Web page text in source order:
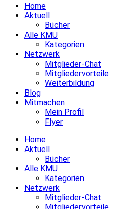
Home
Aktuell
Bücher
Alle KMU
Kategorien
Netzwerk
Mitglieder-Chat
Mitgliedervorteile
Weiterbildung
Blog
Mitmachen
Mein Profil
Flyer
Home
Aktuell
Bücher
Alle KMU
Kategorien
Netzwerk
Mitglieder-Chat
Mitgliedervorteile